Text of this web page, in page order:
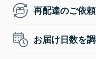
再配達のご依頼
お届け日数を